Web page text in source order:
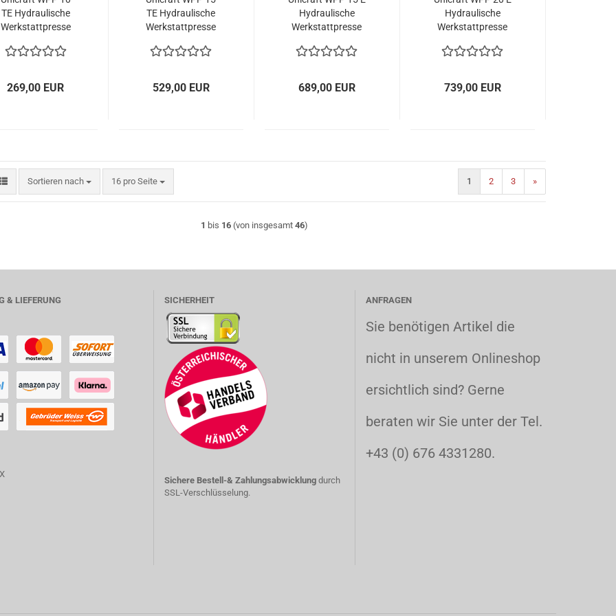
TE Hydraulische
Werkstattpresse
269,00 EUR
TE Hydraulische
Werkstattpresse
529,00 EUR
Hydraulische
Werkstattpresse
689,00 EUR
Hydraulische
Werkstattpresse
739,00 EUR
Sortieren nach
Sortieren nach 16 pro Seite
pro Seite 1 2 3 »
1 bis 16 (von insgesamt46)
& LIEFERUNG SICHERHEIT
Sichere Bestell-& Zahlungsabwicklung durch
SSL-Verschlüsselung.
ANFRAGEN
Sie benötigen Artikel die
nicht in unserem Onlineshop
ersichtlich sind? Gerne
beraten wir Sie unter der Tel.
+43 (0) 676 4331280.